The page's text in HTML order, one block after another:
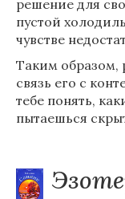
решение для
пустой
чувстве
Таким образом,
связь его с
тебе понять,
пытаешься